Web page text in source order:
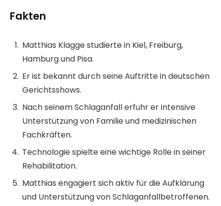
Fakten
Matthias Klagge studierte in Kiel, Freiburg,
Hamburg und Pisa.
Er ist bekannt durch seine Auftritte in deutschen
Gerichtsshows.
Nach seinem Schlaganfall erfuhr er intensive
Unterstützung von Familie und medizinischen
Fachkräften.
Technologie spielte eine wichtige Rolle in seiner
Rehabilitation.
Matthias engagiert sich aktiv für die Aufklärung
und Unterstützung von Schlaganfallbetroffenen.